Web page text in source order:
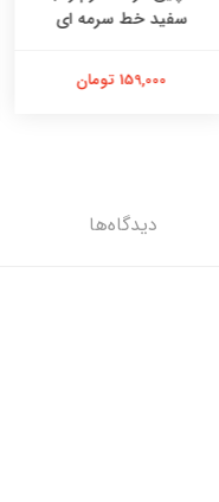
سفید خط سرمه ای
159,000 تومان
دیدگاه‌ها